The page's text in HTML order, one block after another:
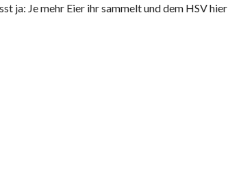
ja: Je mehr Eier ihr sammelt und dem HSV hier